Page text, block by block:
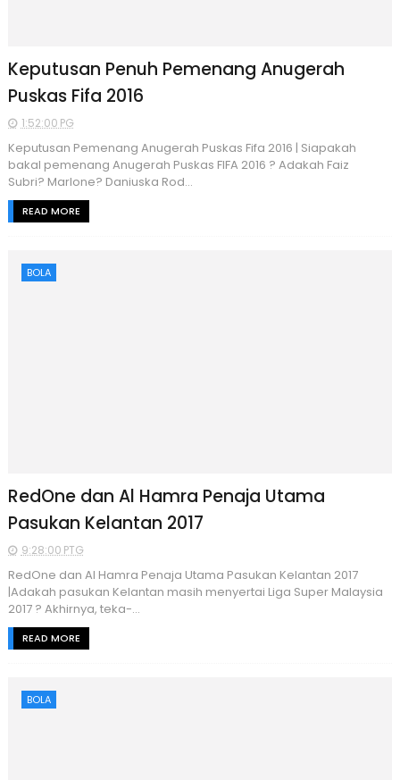
Keputusan Penuh Pemenang Anugerah
Puskas Fifa 2016
1:52:00 PG
Keputusan Pemenang Anugerah Puskas Fifa 2016 | Siapakah
bakal pemenang Anugerah Puskas FIFA 2016 ? Adakah Faiz
Subri? Marlone? Daniuska Rod...
READ MORE
BOLA
RedOne dan Al Hamra Penaja Utama
Pasukan Kelantan 2017
9:28:00 PTG
RedOne dan Al Hamra Penaja Utama Pasukan Kelantan 2017
|Adakah pasukan Kelantan masih menyertai Liga Super Malaysia
2017 ? Akhirnya, teka-...
READ MORE
BOLA